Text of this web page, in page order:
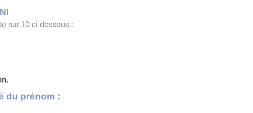
sur 10 ci-dessous :
du prénom :